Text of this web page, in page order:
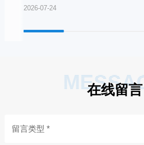
2026-07-24
在线留言